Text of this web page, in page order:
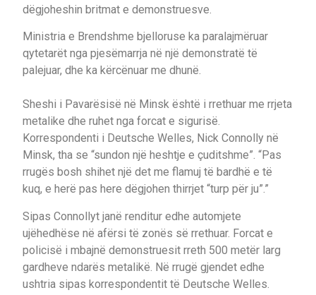
dëgjoheshin britmat e demonstruesve.
Ministria e Brendshme bjelloruse ka paralajmëruar
qytetarët nga pjesëmarrja në një demonstratë të
palejuar, dhe ka kërcënuar me dhunë.
Sheshi i Pavarësisë në Minsk është i rrethuar me rrjeta
metalike dhe ruhet nga forcat e sigurisë.
Korrespondenti i Deutsche Welles, Nick Connolly në
Minsk, tha se “sundon një heshtje e çuditshme”. “Pas
rrugës bosh shihet një det me flamuj të bardhë e të
kuq, e herë pas here dëgjohen thirrjet “turp për ju”.”
Sipas Connollyt janë renditur edhe automjete
ujëhedhëse në afërsi të zonës së rrethuar. Forcat e
policisë i mbajnë demonstruesit rreth 500 metër larg
gardheve ndarës metalikë. Në rrugë gjendet edhe
ushtria sipas korrespondentit të Deutsche Welles.